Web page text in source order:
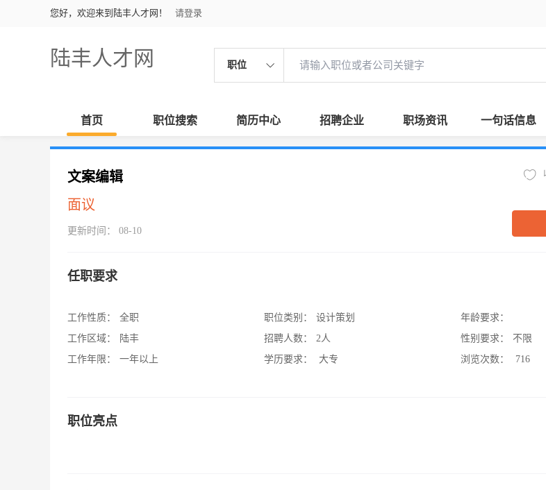
您好，欢迎来到陆丰人才网！ 请登录
陆丰人才网 职位
首页 职位搜索 简历中心 招聘企业 职场资讯 一句话信息
文案编辑
面议
更新时间： 08-10
任职要求
工作性质：
全职
工作区域：
陆丰
工作年限：
一年以上
职位类别：
设计策划
招聘人数：
2人
学历要求：
大专
年龄要求：
性别要求：
不限
浏览次数：
716
职位亮点